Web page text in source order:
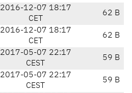
2016-12-07 18:17
CET
62 B
2016-12-07 18:17
CET
62 B
2017-05-07 22:17
CEST
59 B
2017-05-07 22:17
CEST
59 B